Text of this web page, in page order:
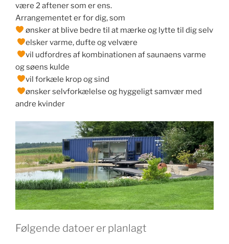
være 2 aftener som er ens.
Arrangementet er for dig, som
ønsker at blive bedre til at mærke og lytte til dig selv
elsker varme, dufte og velvære
vil udfordres af kombinationen af saunaens varme
og søens kulde
vil forkæle krop og sind
ønsker selvforkælelse og hyggeligt samvær med
andre kvinder
Følgende datoer er planlagt